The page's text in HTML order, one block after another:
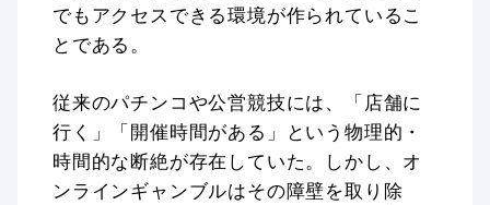
でもアクセスできる環境が作られているこ
とである。
従来のパチンコや公営競技には、「店舗に
行く」「開催時間がある」という物理的・
時間的な断絶が存在していた。しかし、オ
ンラインギャンブルはその障壁を取り除